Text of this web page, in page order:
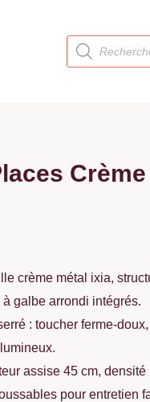
Recherche
de
produits
crème métal ixia,
galbe arrondi intégrés.
: toucher ferme-
assise 45 cm,
pour entretien